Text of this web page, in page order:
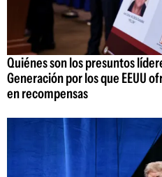
Quiénes son los presuntos
Generación por los que EEUU
en recompensas